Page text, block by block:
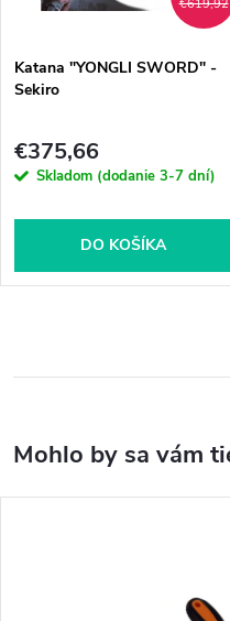
€619,92
Katana "YONGLI SWORD" -
Sekiro
€375,66
Skladom (dodanie 3-7 dní)
DO KOŠÍKA